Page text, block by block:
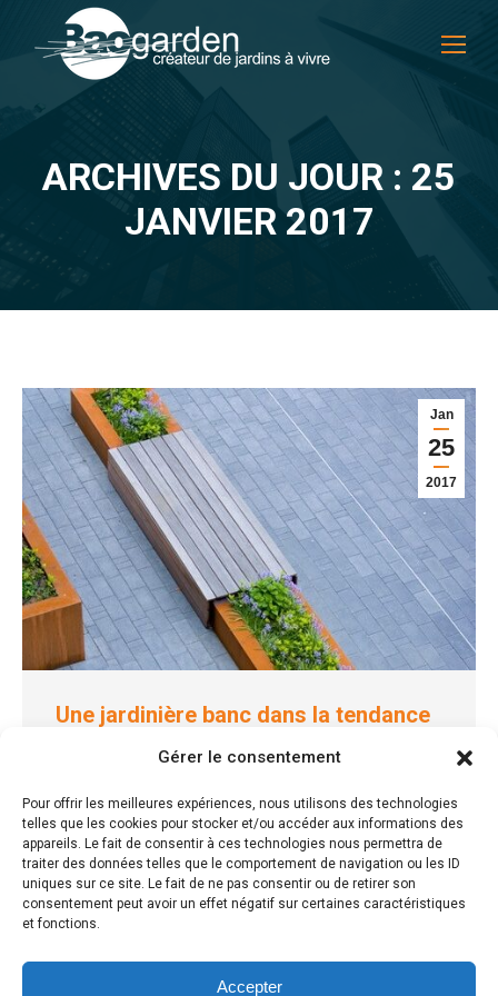
Gérer le consentement
Pour offrir les meilleures expériences, nous utilisons des technologies
telles que les cookies pour stocker et/ou accéder aux informations des
appareils. Le fait de consentir à ces technologies nous permettra de
traiter des données telles que le comportement de navigation ou les ID
uniques sur ce site. Le fait de ne pas consentir ou de retirer son
consentement peut avoir un effet négatif sur certaines caractéristiques
et fonctions.
Accepter
ARCHIVES DU JOUR : 25
JANVIER 2017
Jan
25
2017
Une jardinière banc dans la tendance
scandinave
Du mobilier urbain dans la tendance design
scandinave Une jardinière banc avec une assisse en
bois exotique, un design épuré,…
Lire la suite